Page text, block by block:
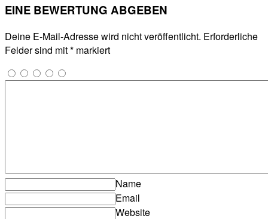
EINE BEWERTUNG ABGEBEN
Deine E-Mail-Adresse wird nicht veröffentlicht. Erforderliche
Felder sind mit* markiert
Name
Email
Website